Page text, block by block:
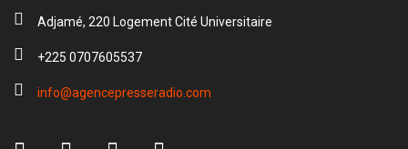
Adjamé, 220 Logement Cité Universitaire
+225 0707605537
info@agencepresseradio.com